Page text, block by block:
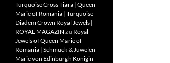
Turquoise Cross Tiara | Queen
Marie of Romania | Turquoise
Diadem Crown Royal Jewels |
ROYAL MAGAZIN zu Royal
Jewels of Queen Marie of
Romania | Schmuck & Juwelen
Marie von Edinburgh Königin